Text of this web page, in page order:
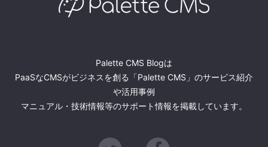
Palette CMS Blogは
PaaSなCMSがビジネスを創る「Palette CMS」のサービス紹介
や活用事例
マニュアル・技術情報等のサポート情報を掲載しています。
Twitter